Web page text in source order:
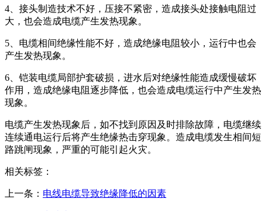
4、接头制造技术不好，压接不紧密，造成接头处接触电阻过
大，也会造成电缆产生发热现象。
5、电缆相间绝缘性能不好，造成绝缘电阻较小，运行中也会
产生发热现象。
6、铠装电缆局部护套破损，进水后对绝缘性能造成缓慢破坏
作用，造成绝缘电阻逐步降低，也会造成电缆运行中产生发热
现象。
电缆产生发热现象后，如不找到原因及时排除故障，电缆继续
连续通电运行后将产生绝缘热击穿现象。造成电缆发生相间短
路跳闸现象，严重的可能引起火灾。
相关标签：
上一条： 电线电缆导致绝缘降低的因素